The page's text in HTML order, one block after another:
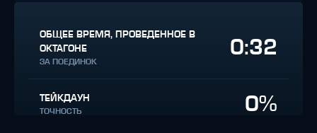
ОБЩЕЕ ВРЕМЯ, ПРОВЕДЕННОЕ В
ОКТАГОНЕ
ЗА ПОЕДИНОК
0:32
ТЕЙКДАУН
ТОЧНОСТЬ 0%